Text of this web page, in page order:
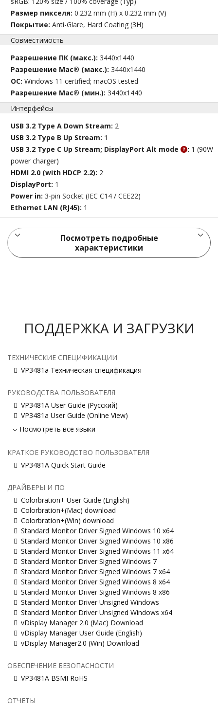
Размер пикселя:0.232 mm (H) x 0.232 mm (V)
Покрытие:Anti-Glare, Hard Coating (3H)
Совместимость
Разрешение ПК (макс.):3440x1440
Разрешение Mac® (макс.):3440x1440
ОС:Windows 11 certified; macOS tested
Разрешение Mac® (мин.):3440x1440
Интерфейсы
USB 3.2 Type A Down Stream: 2
USB 3.2 Type B Up Stream: 1
USB 3.2 Type C Up Stream; DisplayPort Alt mode
: 1 (90W
power charger)
HDMI 2.0 (with HDCP 2.2): 2
DisplayPort: 1
Power in:3-pin Socket (IEC C14 / CEE22)
Ethernet LAN (RJ45): 1
Посмотреть подробные
характеристики
ПОДДЕРЖКА И ЗАГРУЗКИ
ТЕХНИЧЕСКИЕ СПЕЦИФИКАЦИИ
VP3481a Техническая спецификация
РУКОВОДСТВА ПОЛЬЗОВАТЕЛЯ
VP3481A User Guide (Русский)
VP3481a User Guide (Online View)
Посмотреть все языки
КРАТКОЕ РУКОВОДСТВО ПОЛЬЗОВАТЕЛЯ
VP3481A Quick Start Guide
ДРАЙВЕРЫ И ПО
Colorbration+ User Guide (English)
Colorbration+(Mac) download
Colorbration+(Win) download
Standard Monitor Driver Signed Windows 10 x64
Standard Monitor Driver Signed Windows 10 x86
Standard Monitor Driver Signed Windows 11 x64
Standard Monitor Driver Signed Windows 7
Standard Monitor Driver Signed Windows 7 x64
Standard Monitor Driver Signed Windows 8 x64
Standard Monitor Driver Signed Windows 8 x86
Standard Monitor Driver Unsigned Windows
Standard Monitor Driver Unsigned Windows x64
vDisplay Manager 2.0 (Mac) Download
vDisplay Manager User Guide (English)
vDisplay Manager2.0 (Win) Download
ОБЕСПЕЧЕНИЕ БЕЗОПАСНОСТИ
VP3481A BSMI RoHS
ОТЧЕТЫ